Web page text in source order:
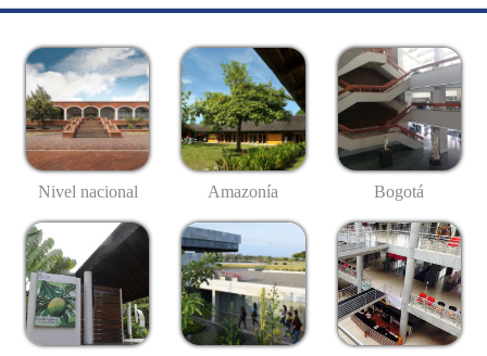
Nivel nacional Amazonía Bogotá